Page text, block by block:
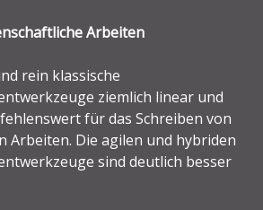
Arbeiten
rein klassische
ziemlich linear und
für das Schreiben von
Arbeiten. Die agilen und hybriden
sind deutlich besser